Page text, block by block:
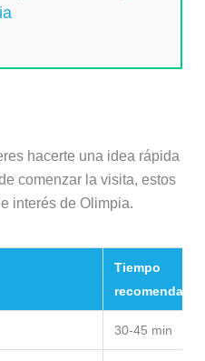
hacerte una idea rápida
comenzar la visita, estos
interés de Olimpia.
Tiempo
recomendado
30-45 min